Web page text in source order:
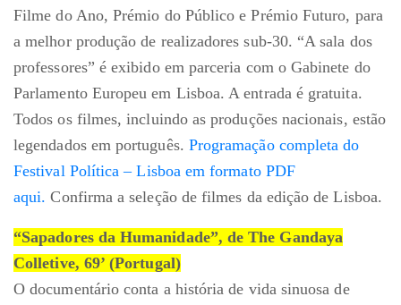
Filme do Ano, Prémio do Público e Prémio Futuro, para
a melhor produção de realizadores sub-30. “A sala dos
professores” é exibido em parceria com o Gabinete do
Parlamento Europeu em Lisboa. A entrada é gratuita.
Todos os filmes, incluindo as produções nacionais, estão
legendados em português. Programação completa do
Festival Política – Lisboa em formato PDF
aqui. Confirma a seleção de filmes da edição de Lisboa.
“Sapadores da Humanidade”, de The Gandaya
Colletive, 69’ (Portugal)
O documentário conta a história de vida sinuosa de